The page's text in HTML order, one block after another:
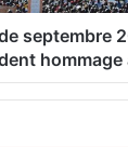
septembre
hommage